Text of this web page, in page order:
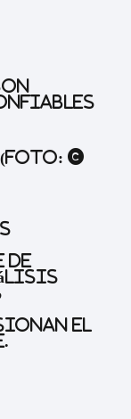
(Foto: ©
de
el